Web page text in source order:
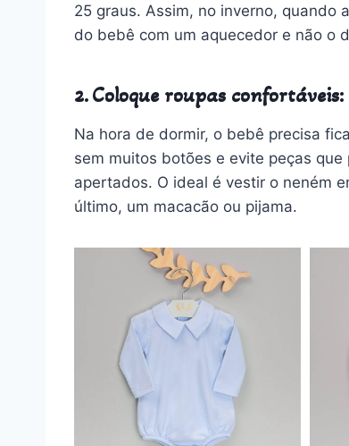
25 graus. Assim, no inverno, quando
do bebê com um aquecedor e não o
2. Coloque roupas confortáveis:
Na hora de dormir, o bebê precisa
sem muitos botões e evite peças
apertados. O ideal é vestir o neném
último, um macacão ou pijama.